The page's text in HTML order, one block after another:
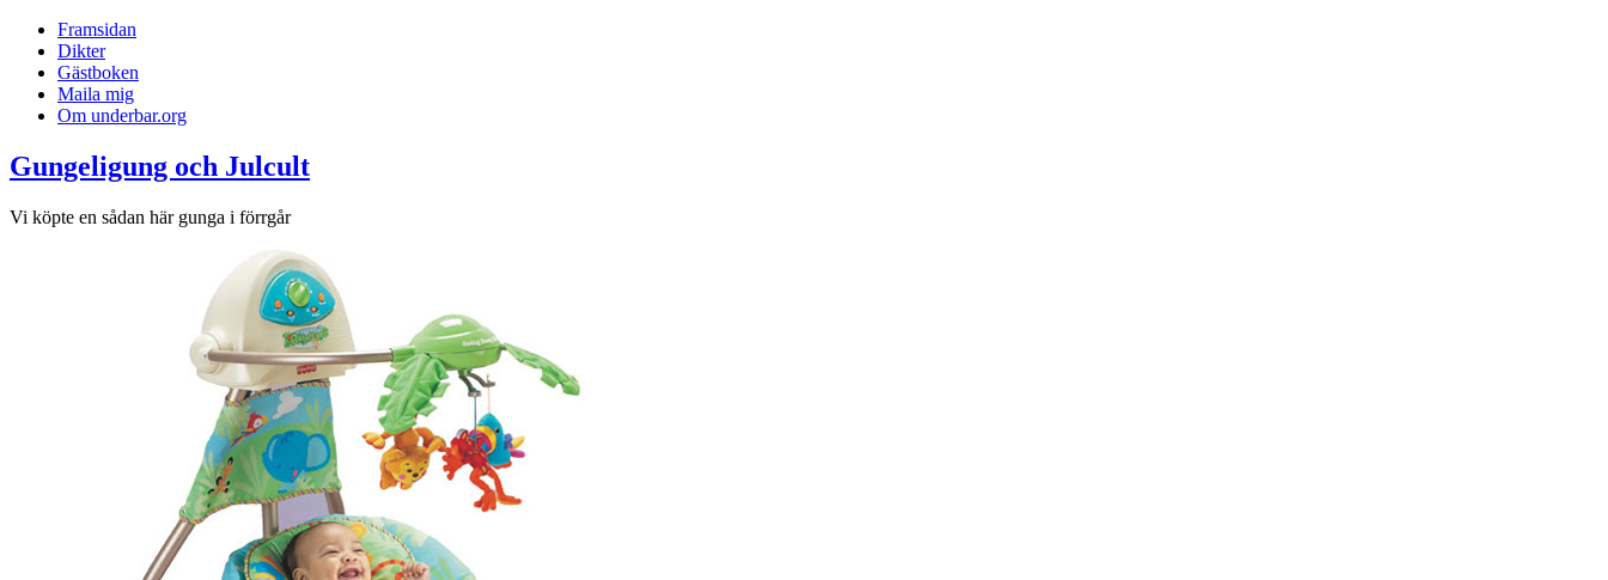
Framsidan
Dikter
Gästboken
Maila mig
Om underbar.org
Gungeligung och Julcult
Vi köpte en sådan här gunga i förrgår